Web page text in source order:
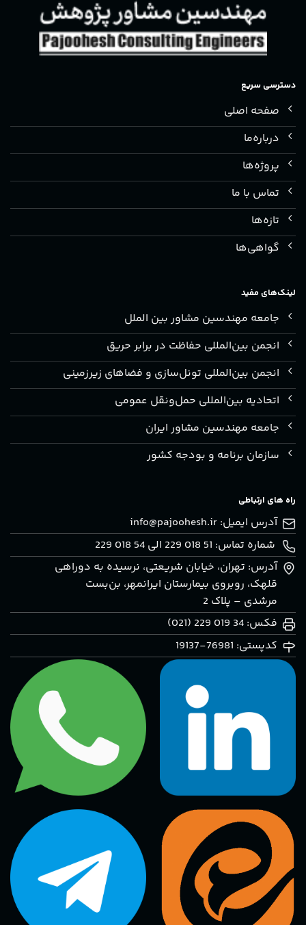
دسترسی سریع
صفحه اصلی
درباره‌ما
پروژه‌ها
تماس با ما
تازه‌ها
گواهی‌ها
لینک‌های مفید
جامعه مهندسین مشاور بین الملل
انجمن بین‌المللی حفاظت در برابر حریق
انجمن بین‌المللی تونل‌سازی و فضاهای زیرزمینی
اتحادیه بین‌المللی حمل‌ونقل عمومی
جامعه مهندسین مشاور ایران
سازمان برنامه و بودجه کشور
راه های ارتباطی
آدرس ایمیل: info@pajoohesh.ir
شماره تماس: 51 018 229 الی 54 018 229
آدرس: تهران، خيابان شريعتی، نرسيده به دوراهی
قلهک، روبروی بيمارستان ايرانمهر، بن‌بست
مرشدی – پلاک 2
فکس: 34 019 229 (021)
کدپستی: 76981-19137